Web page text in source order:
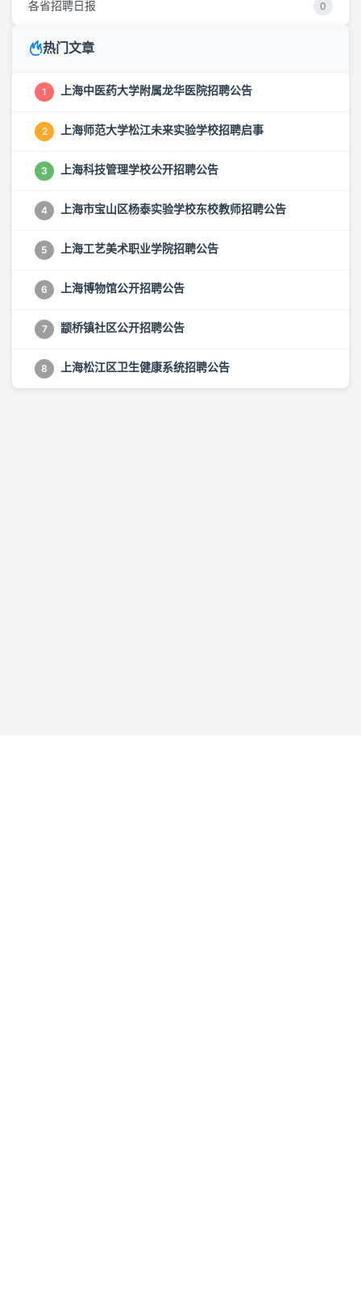
各省招聘日报 0
热门文章
1 上海中医药大学附属龙华医院招聘公告
2 上海师范大学松江未来实验学校招聘启事
3 上海科技管理学校公开招聘公告
4 上海市宝山区杨泰实验学校东校教师招聘公告
5 上海工艺美术职业学院招聘公告
6 上海博物馆公开招聘公告
7 颛桥镇社区公开招聘公告
8 上海松江区卫生健康系统招聘公告